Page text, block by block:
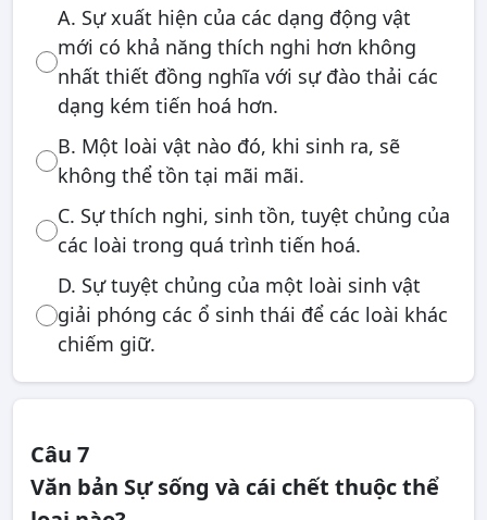
A. Sự xuất hiện của các dạng động vật
mới có khả năng thích nghi hơn không
nhất thiết đồng nghĩa với sự đào thải các
dạng kém tiến hoá hơn.
B. Một loài vật nào đó, khi sinh ra, sẽ
không thể tồn tại mãi mãi.
C. Sự thích nghi, sinh tồn, tuyệt chủng của
các loài trong quá trình tiến hoá.
D. Sự tuyệt chủng của một loài sinh vật
giải phóng các ổ sinh thái để các loài khác
chiếm giữ.
Câu 7
Văn bản Sự sống và cái chết thuộc thể